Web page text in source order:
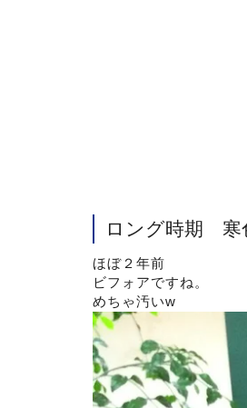
ロング時期 寒
ほぼ２年前
ビフォアですね。
めちゃ汚いw